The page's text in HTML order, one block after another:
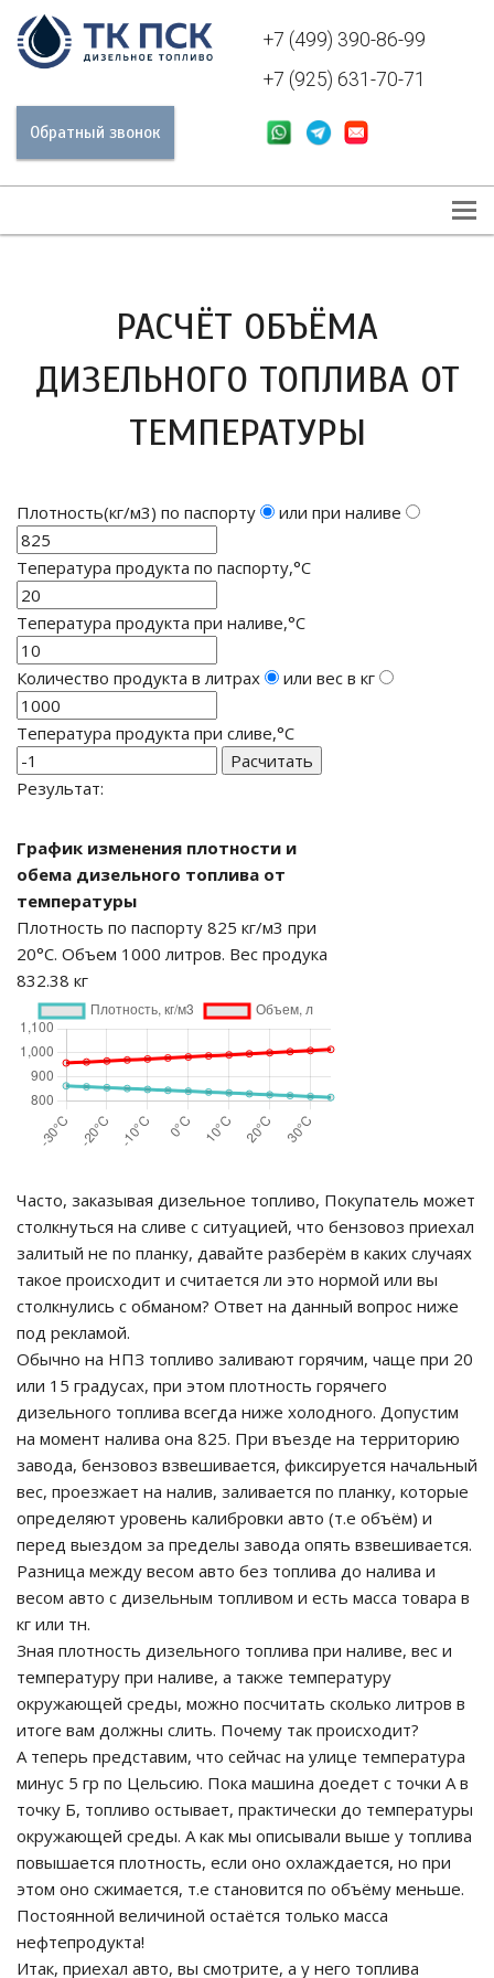
+7 (499) 390-86-99
+7 (925) 631-70-71
Обратный звонок
РАСЧЁТ ОБЪЁМА
ДИЗЕЛЬНОГО ТОПЛИВА ОТ
ТЕМПЕРАТУРЫ
Плотность(кг/м3) по паспорту или при наливе
Тепература продукта по паспорту,°С
Тепература продукта при наливе,°С
Количество продукта в литрах или вес в кг
Тепература продукта при сливе,°С
Результат:
График изменения плотности и
обема дизельного топлива от
температуры
Плотность по паспорту 825 кг/м3 при
20°C. Объем 1000 литров. Вес продука
832.38 кг
Часто, заказывая дизельное топливо, Покупатель может
столкнуться на сливе с ситуацией, что бензовоз приехал
залитый не по планку, давайте разберём в каких случаях
такое происходит и считается ли это нормой или вы
столкнулись с обманом? Ответ на данный вопрос ниже
под рекламой.
Обычно на НПЗ топливо заливают горячим, чаще при 20
или 15 градусах, при этом плотность горячего
дизельного топлива всегда ниже холодного. Допустим
на момент налива она 825. При въезде на территорию
завода, бензовоз взвешивается, фиксируется начальный
вес, проезжает на налив, заливается по планку, которые
определяют уровень калибровки авто (т.е объём) и
перед выездом за пределы завода опять взвешивается.
Разница между весом авто без топлива до налива и
весом авто с дизельным топливом и есть масса товара в
кг или тн.
Зная плотность дизельного топлива при наливе, вес и
температуру при наливе, а также температуру
окружающей среды, можно посчитать сколько литров в
итоге вам должны слить. Почему так происходит?
А теперь представим, что сейчас на улице температура
минус 5 гр по Цельсию. Пока машина доедет с точки А в
точку Б, топливо остывает, практически до температуры
окружающей среды. А как мы описывали выше у топлива
повышается плотность, если оно охлаждается, но при
этом оно сжимается, т.е становится по объёму меньше.
Постоянной величиной остаётся только масса
нефтепродукта!
Итак, приехал авто, вы смотрите, а у него топлива